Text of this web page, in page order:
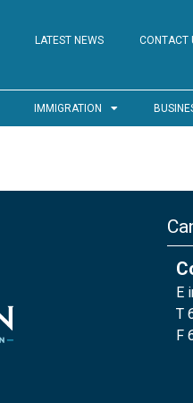
LATEST NEWS CONTACT
IMMIGRATION
E
T
F